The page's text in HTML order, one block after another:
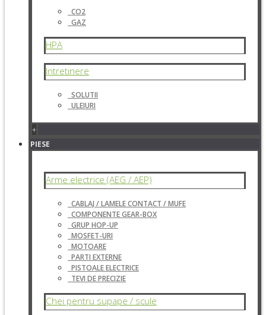
CO2
GAZ
HPA
Intretinere
SOLUTII
ULEIURI
+
PIESE
Arme electrice (AEG / AEP)
CABLAJ / LAMELE CONTACT / MUFE
COMPONENTE GEAR-BOX
GRUP HOP-UP
MOSFET-URI
MOTOARE
PARTI EXTERNE
PISTOALE ELECTRICE
TEVI DE PRECIZIE
Chei pentru supape / scule